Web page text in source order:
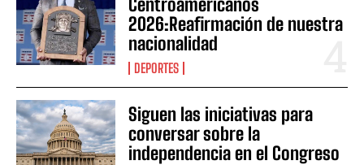
2026:Reafirmación de nuestra
nacionalidad
DEPORTES
Siguen las iniciativas para
conversar sobre la
independencia en el Congreso